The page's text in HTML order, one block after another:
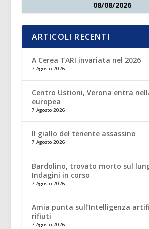
08/08/2026
ARTICOLI RECENTI
A Cerea TARI invariata nel 2026
7 Agosto 2026
Centro Ustioni, Verona entra
europea
7 Agosto 2026
Il giallo del tenente assassino
7 Agosto 2026
Bardolino, trovato morto sul
Indagini in corso
7 Agosto 2026
Amia punta sull’Intelligenza
rifiuti
7 Agosto 2026